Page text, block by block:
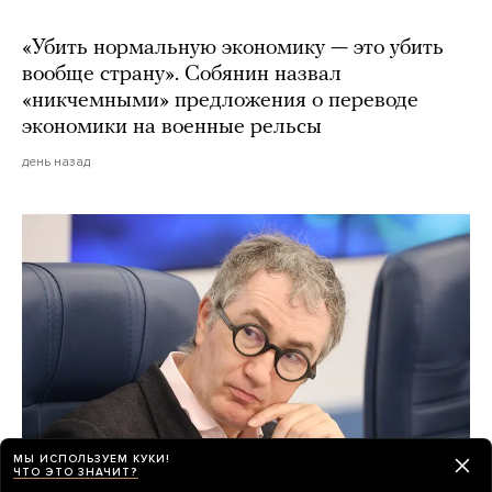
«Убить нормальную экономику — это убить
вообще страну». Собянин назвал
«никчемными» предложения о переводе
экономики на военные рельсы
день назад
МЫ ИСПОЛЬЗУЕМ КУКИ!
ЧТО ЭТО ЗНАЧИТ?